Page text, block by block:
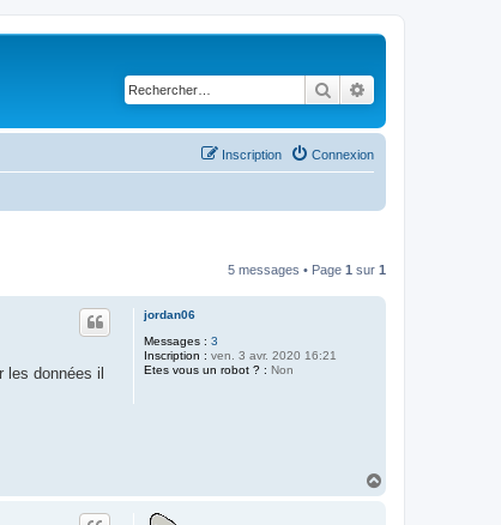
Rechercher
Connexion
Inscription
5 messages • Page 1 sur 1
jordan06
Messages : 3
Inscription : ven. 3 avr. 2020 16:21
Etes vous un robot ? : Non
les données il